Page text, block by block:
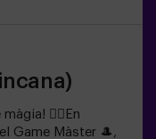
🧙‍♀️En
Game Màster 🎩,